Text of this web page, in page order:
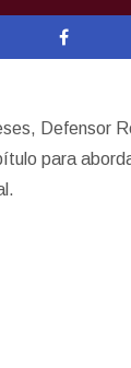
Defensor
para